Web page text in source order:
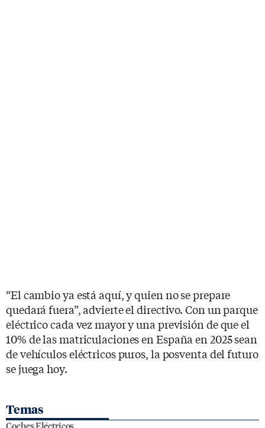
“El cambio ya está aquí, y quien no se prepare
quedará fuera”, advierte el directivo. Con un parque
eléctrico cada vez mayor y una previsión de que el
10% de las matriculaciones en España en 2025 sean
de vehículos eléctricos puros, la posventa del futuro
se juega hoy.
Temas
Coches Eléctricos